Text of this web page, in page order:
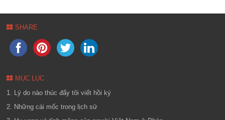
SHARE
MỤC LỤC
1. Lý do nào thúc đẩy tôi viết hồi ký
2. Những cái mốc trong lịch sử